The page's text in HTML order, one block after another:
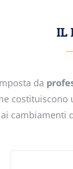
IL
da
costituiscono
cambiamenti